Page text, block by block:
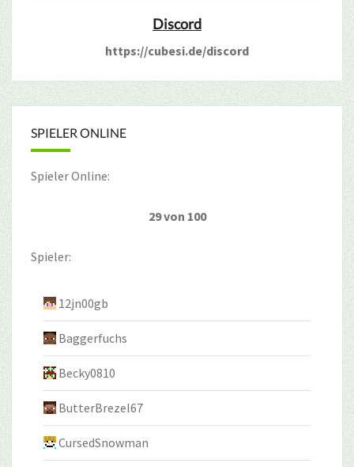
Discord
https://cubesi.de/discord
SPIELER ONLINE
Spieler Online:
29 von 100
Spieler:
12jn00gb
Baggerfuchs
Becky0810
ButterBrezel67
CursedSnowman